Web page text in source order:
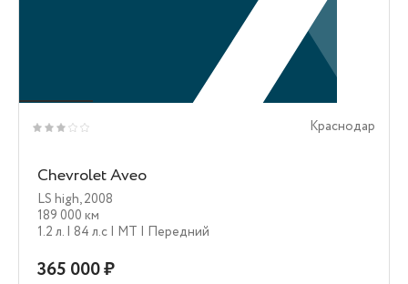
Краснодар
Chevrolet Aveo
LS high,2008
189 000 км
1.2 л. | 84 л.c | MT | Передний
365 000 ₽